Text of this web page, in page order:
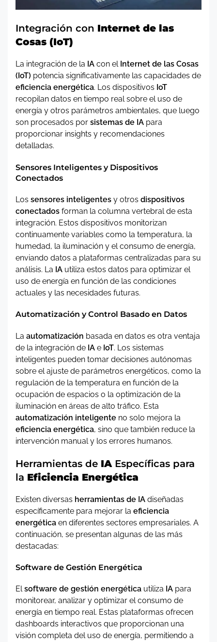
Integración con Internet de las
Cosas (IoT)
La integración de la IA con el Internet de las Cosas
(IoT) potencia significativamente las capacidades de
eficiencia energética. Los dispositivos IoT
recopilan datos en tiempo real sobre el uso de
energía y otros parámetros ambientales, que luego
son procesados por sistemas de IA para
proporcionar insights y recomendaciones
detalladas.
Sensores Inteligentes y Dispositivos
Conectados
Los sensores inteligentes y otros dispositivos
conectados forman la columna vertebral de esta
integración. Estos dispositivos monitorizan
continuamente variables como la temperatura, la
humedad, la iluminación y el consumo de energía,
enviando datos a plataformas centralizadas para su
análisis. La IA utiliza estos datos para optimizar el
uso de energía en función de las condiciones
actuales y las necesidades futuras.
Automatización y Control Basado en Datos
La automatización basada en datos es otra ventaja
de la integración de IA e IoT. Los sistemas
inteligentes pueden tomar decisiones autónomas
sobre el ajuste de parámetros energéticos, como la
regulación de la temperatura en función de la
ocupación de espacios o la optimización de la
iluminación en áreas de alto tráfico. Esta
automatización inteligente no solo mejora la
eficiencia energética, sino que también reduce la
intervención manual y los errores humanos.
Herramientas de IA Específicas para
la Eficiencia Energética
Existen diversas herramientas de IA diseñadas
específicamente para mejorar la eficiencia
energética en diferentes sectores empresariales. A
continuación, se presentan algunas de las más
destacadas:
Software de Gestión Energética
Elsoftware de gestión energética utiliza IA para
monitorear, analizar y optimizar el consumo de
energía en tiempo real. Estas plataformas ofrecen
dashboards interactivos que proporcionan una
visión completa del uso de energía, permitiendo a